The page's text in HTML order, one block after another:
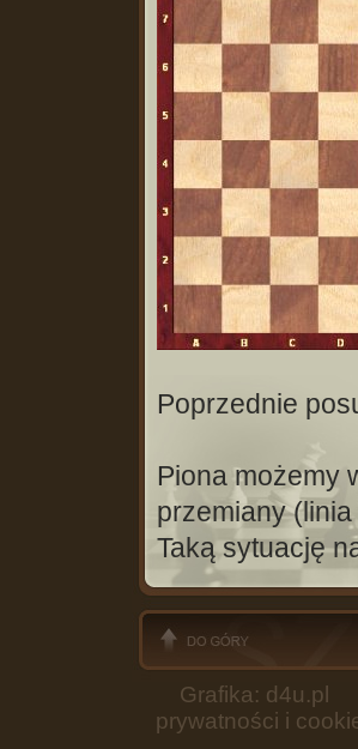
Poprzednie
Piona możemy
przemiany
Taką sytuację
Grafika: d4u.pl
prywatności i